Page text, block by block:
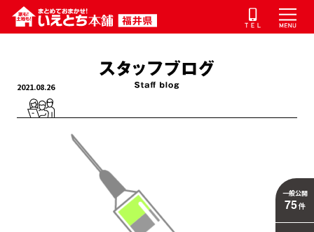
2021.08.26
一般公開
75件